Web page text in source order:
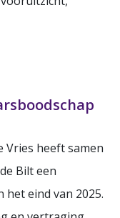
Vries heeft samen
Bilt een
het eind van 2025.